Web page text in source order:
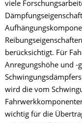
viele
berücksichtigt. Für
Anregungshöhe und -
wird die vom
wichtig für die